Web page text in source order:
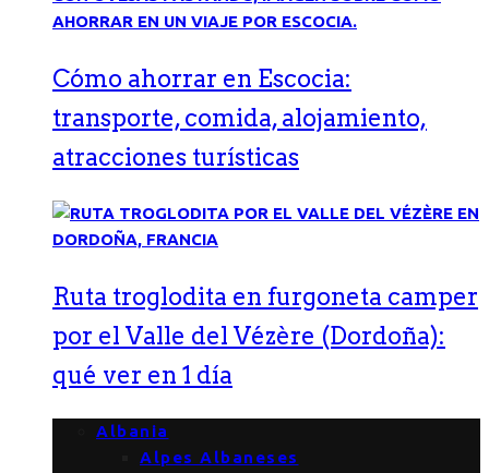
Cómo ahorrar en Escocia:
transporte, comida, alojamiento,
atracciones turísticas
Ruta troglodita en furgoneta camper
por el Valle del Vézère (Dordoña):
qué ver en 1 día
Albania
Alpes Albaneses